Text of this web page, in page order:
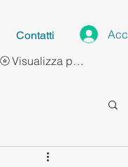
Contatti
Visualizza punti